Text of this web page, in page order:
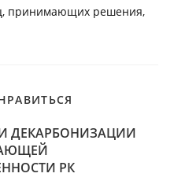
принимающих решения,
ДЕКАРБОНИЗАЦИИ
РК